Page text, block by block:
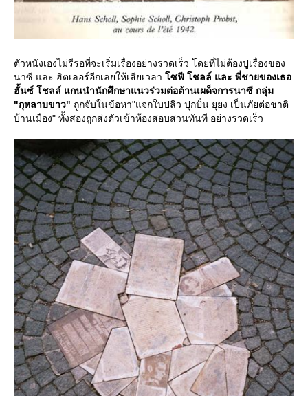
ตัวหนังเองไม่รีรอที่จะเริ่มเรื่องอย่างรวดเร็ว โดยที่ไม่ต้องปูเรื่องของ
นาซี และ ฮิตเลอร์อีกเลยให้เสียเวลา ซฟี โชลล์ และ พี่ชายของเธอ
ฮั้นซ์ โชลล์ แกนนำนักศึกษาแนวร่วมต่อต้านเผด็จการนาซี กลุ่ม
"กุหลาบขาว" ถูกจับในข้อหา"แจกใบปลิว ปุกปั่น ยุยง เป็นภัยต่อชาติ
บ้านเมือง" ทั้งสองถูกส่งตัวเข้าห้องสอบสวนทันที อย่างรวดเร็ว